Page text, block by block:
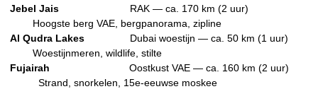
Jebel Jais RAK — ca. 170 km (2 uur)
Hoogste berg VAE, bergpanorama, zipline
Al Qudra Lakes Dubai woestijn — ca. 50 km (1 uur)
Woestijnmeren, wildlife, stilte
Fujairah Oostkust VAE — ca. 160 km (2 uur)
Strand, snorkelen, 15e-eeuwse moskee